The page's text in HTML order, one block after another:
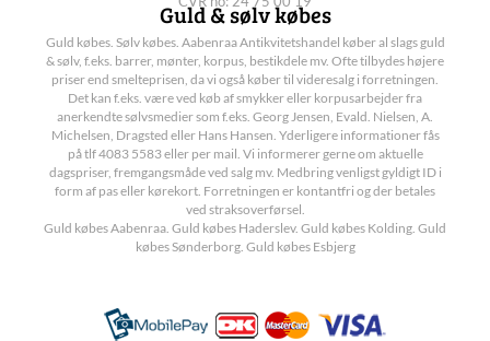
Guld & sølv købes
Guld købes. Sølv købes. Aabenraa Antikvitetshandel køber al slags guld
& sølv, f.eks. barrer, mønter, korpus, bestikdele mv. Ofte tilbydes højere
priser end smelteprisen, da vi også køber til videresalg i forretningen.
Det kan f.eks. være ved køb af smykker eller korpusarbejder fra
anerkendte sølvsmedier som f.eks. Georg Jensen, Evald. Nielsen, A.
Michelsen, Dragsted eller Hans Hansen. Yderligere informationer fås
på tlf 4083 5583 eller per mail. Vi informerer gerne om aktuelle
dagspriser, fremgangsmåde ved salg mv. Medbring venligst gyldigt ID i
form af pas eller kørekort. Forretningen er kontantfri og der betales
ved straksoverførsel.
Guld købes Aabenraa. Guld købes Haderslev. Guld købes Kolding. Guld
købes Sønderborg. Guld købes Esbjerg